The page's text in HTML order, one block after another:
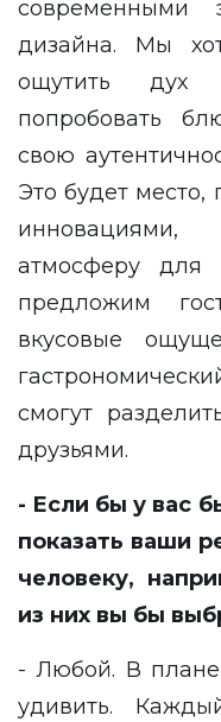
современными
дизайна. Мы
ощутить дух
попробовать
свою
Это будет место,
инновациями,
атмосферу для
предложим
вкусовые
смогут
друзьями.
- Если бы у вас
показать ваши
человеку,
из них вы бы
- Любой. В
удивить.